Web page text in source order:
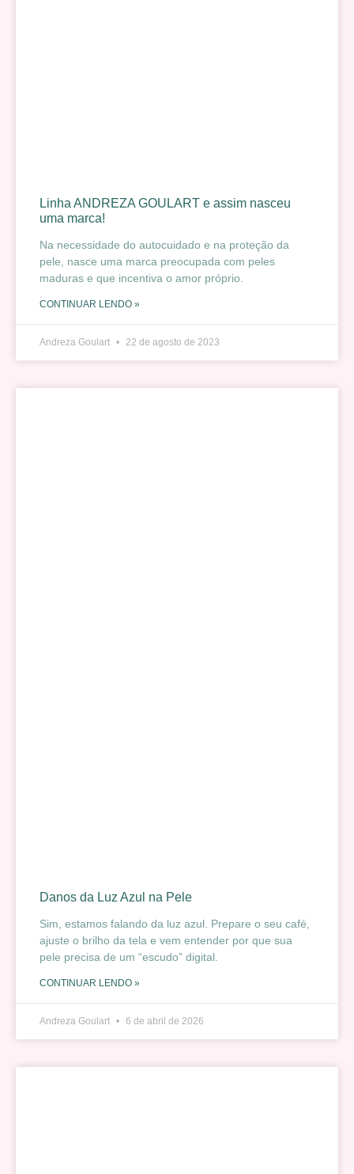
Linha ANDREZA GOULART e assim nasceu
uma marca!
Na necessidade do autocuidado e na proteção da
pele, nasce uma marca preocupada com peles
maduras e que incentiva o amor próprio.
CONTINUAR LENDO »
Andreza Goulart 22 de agosto de 2023
Danos da Luz Azul na Pele
Sim, estamos falando da luz azul. Prepare o seu café,
ajuste o brilho da tela e vem entender por que sua
pele precisa de um “escudo” digital.
CONTINUAR LENDO »
Andreza Goulart 6 de abril de 2026